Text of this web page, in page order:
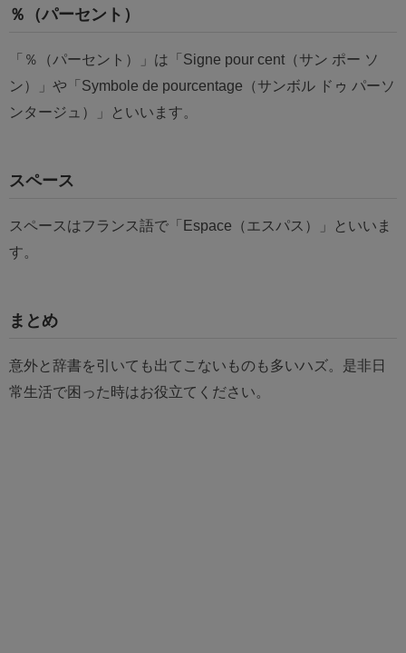
％（パーセント）
「％（パーセント）」は「Signe pour cent（サン ポー ソ
ン）」や「Symbole de pourcentage（サンボル ドゥ パーソ
ンタージュ）」といいます。
スペース
スペースはフランス語で「Espace（エスパス）」といいま
す。
まとめ
意外と辞書を引いても出てこないものも多いハズ。是非日
常生活で困った時はお役立てください。